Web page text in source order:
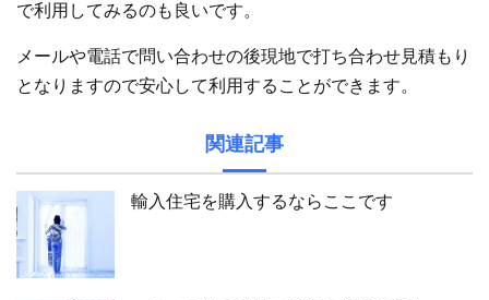
で利用してみるのも良いです。
メールや電話で問い合わせの後現地で打ち合わせ見積もり
となりますので安心して利用することができます。
関連記事
輸入住宅を購入するならここです